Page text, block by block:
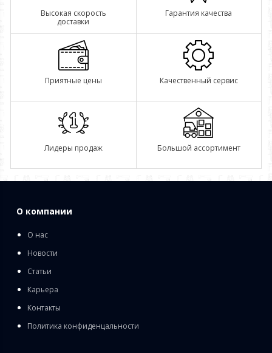
Высокая скорость
доставки
Гарантия качества
Приятные цены Качественный сервис
Лидеры продаж Большой ассортимент
О компании
О нас
Новости
Статьи
Карьера
Контакты
Политика конфиденцальности